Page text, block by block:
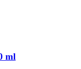
ml